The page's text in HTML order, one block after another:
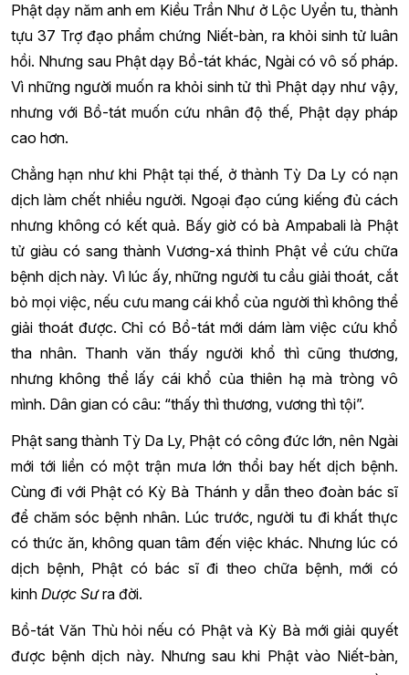
Phật dạy năm anh em Kiều Trần Như ở Lộc Uyển tu, thành
tựu 37 Trợ đạo phẩm chứng Niết-bàn, ra khỏi sinh tử luân
hồi. Nhưng sau Phật dạy Bồ-tát khác, Ngài có vô số pháp.
Vì những người muốn ra khỏi sinh tử thì Phật dạy như vậy,
nhưng với Bồ-tát muốn cứu nhân độ thế, Phật dạy pháp
cao hơn.
Chẳng hạn như khi Phật tại thế, ở thành Tỳ Da Ly có nạn
dịch làm chết nhiều người. Ngoại đạo cúng kiếng đủ cách
nhưng không có kết quả. Bấy giờ có bà Ampabali là Phật
tử giàu có sang thành Vương-xá thỉnh Phật về cứu chữa
bệnh dịch này. Vì lúc ấy, những người tu cầu giải thoát, cắt
bỏ mọi việc, nếu cưu mang cái khổ của người thì không thể
giải thoát được. Chỉ có Bồ-tát mới dám làm việc cứu khổ
tha nhân. Thanh văn thấy người khổ thì cũng thương,
nhưng không thể lấy cái khổ của thiên hạ mà tròng vô
mình. Dân gian có câu: “thấy thì thương, vương thì tội”.
Phật sang thành Tỳ Da Ly, Phật có công đức lớn, nên Ngài
mới tới liền có một trận mưa lớn thổi bay hết dịch bệnh.
Cùng đi với Phật có Kỳ Bà Thánh y dẫn theo đoàn bác sĩ
để chăm sóc bệnh nhân. Lúc trước, người tu đi khất thực
có thức ăn, không quan tâm đến việc khác. Nhưng lúc có
dịch bệnh, Phật có bác sĩ đi theo chữa bệnh, mới có
kinh Dược Sưra đời.
Bồ-tát Văn Thù hỏi nếu có Phật và Kỳ Bà mới giải quyết
được bệnh dịch này. Nhưng sau khi Phật vào Niết-bàn,